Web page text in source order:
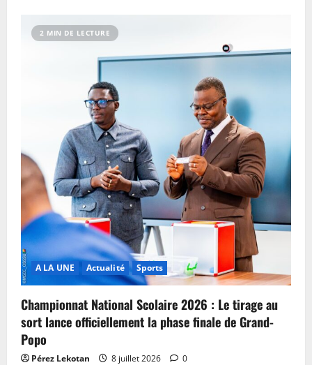
2 MIN DE LECTURE
A LA UNE Actualité Sports
Championnat National Scolaire 2026 : Le tirage au
sort lance officiellement la phase finale de Grand-
Popo
Pérez Lekotan 8 juillet 2026 0